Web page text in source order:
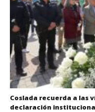
Coslada recuerda a las
declaración